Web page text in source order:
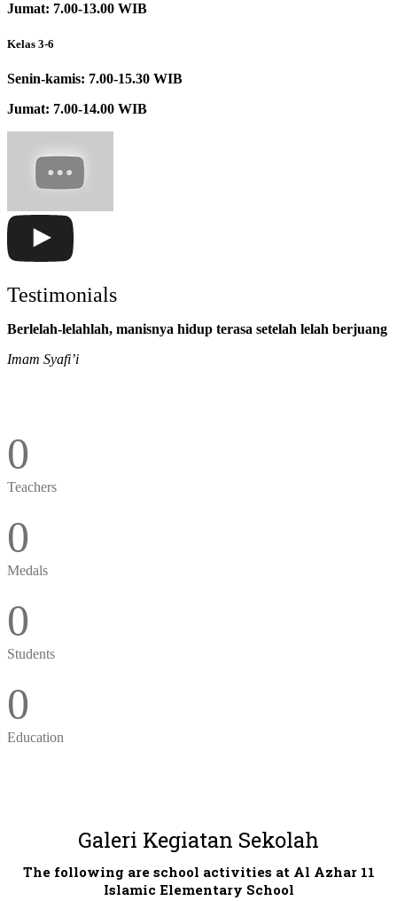
Jumat: 7.00-13.00 WIB
Kelas 3-6
Senin-kamis: 7.00-15.30 WIB
Jumat: 7.00-14.00 WIB
Testimonials
Berlelah-lelahlah, manisnya hidup terasa setelah lelah berjuang
Imam Syafi’i
0
Teachers
0
Medals
0
Students
0
Education
Galeri Kegiatan Sekolah
The following are school activities at Al Azhar 11
Islamic Elementary School